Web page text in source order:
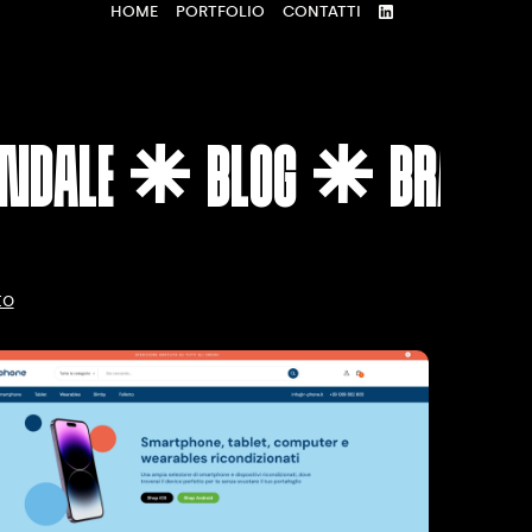
HOME PORTFOLIO CONTATTI
 BLOG 